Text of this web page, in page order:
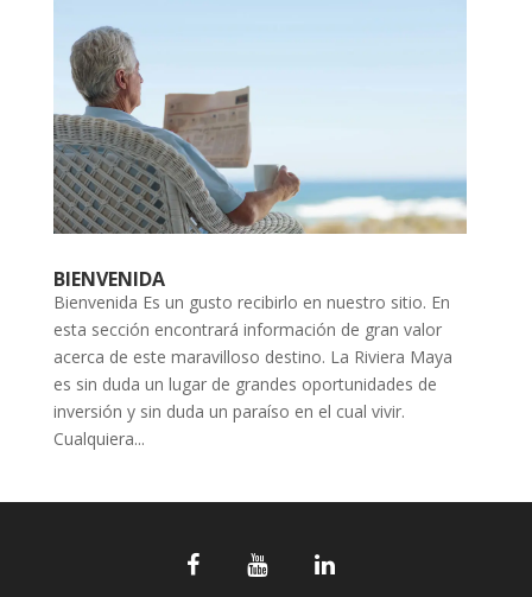
BIENVENIDA
Bienvenida Es un gusto recibirlo en nuestro sitio. En
esta sección encontrará información de gran valor
acerca de este maravilloso destino. La Riviera Maya
es sin duda un lugar de grandes oportunidades de
inversión y sin duda un paraíso en el cual vivir.
Cualquiera...